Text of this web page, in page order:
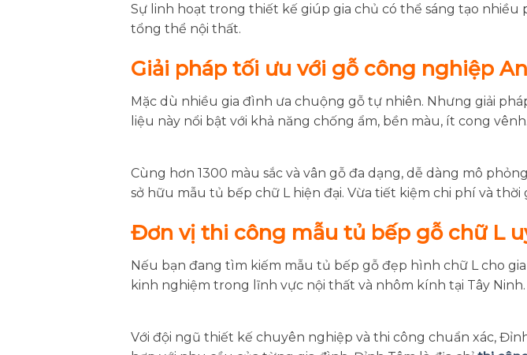
Sự linh hoạt trong thiết kế giúp gia chủ có thể sáng tạo
tổng thể nội thất.
Giải pháp tối ưu với gỗ công nghiệp
Mặc dù nhiều gia đình ưa chuộng gỗ tự nhiên. Nhưng giải
liệu này nổi bật với khả năng chống ẩm, bền màu, ít cong vênh.
Cùng hơn 1300 màu sắc và vân gỗ đa dạng, dễ dàng mô
sở hữu mẫu tủ bếp chữ L hiện đại. Vừa tiết kiệm chi phí và thời
Đơn vị thi công mẫu tủ bếp gỗ chữ L
Nếu bạn đang tìm kiếm mẫu tủ bếp gỗ đẹp hình chữ L cho
kinh nghiệm trong lĩnh vực nội thất và nhôm kính tại Tây Ninh.
Với đội ngũ thiết kế chuyên nghiệp và thi công chuẩn xác,